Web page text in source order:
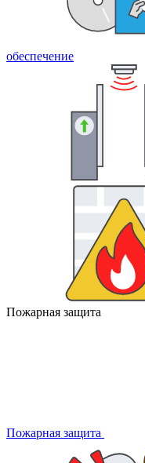
обеспечение
Пожарная защита
Пожарная защита